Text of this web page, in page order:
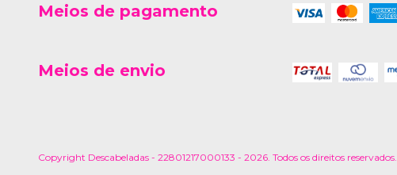
Meios de pagamento
Meios de envio
Copyright Descabeladas - 22801217000133 - 2026. Todos os direitos reservados.